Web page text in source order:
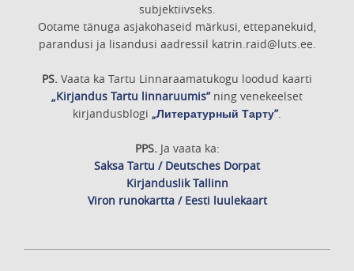
subjektiivseks.
Ootame tänuga asjakohaseid märkusi, ettepanekuid,
parandusi ja lisandusi aadressil katrin.raid@luts.ee.
PS. Vaata ka Tartu Linnaraamatukogu loodud kaarti
„Kirjandus Tartu linnaruumis”ning venekeelset
kirjandusblogi „Литературный Тарту”.
PPS. Ja vaata ka:
Saksa Tartu / Deutsches Dorpat
Kirjanduslik Tallinn
Viron runokartta / Eesti luulekaart